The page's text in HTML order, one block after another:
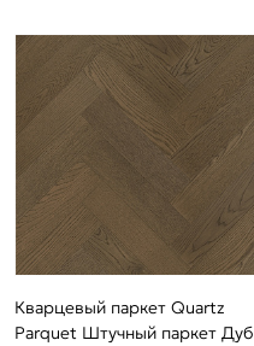
Кварцевый паркет Quartz
Parquet Штучный паркет Дуб